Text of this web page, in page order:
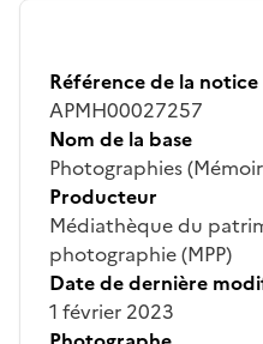
Référence de la notice
APMH00027257
Nom de la base
Photographies
Producteur
Médiathèque du
photographie (MPP)
Date de dernière
1 février 2023